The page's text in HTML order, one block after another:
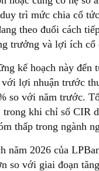
trì mức chia cổ
theo đuổi cách
trưởng và lợi ích cổ
kế hoạch này đến
với lợi nhuận trước
so với năm trước.
trong khi chỉ số CIR
thấp trong ngành
năm 2026 của
so với giai đoạn